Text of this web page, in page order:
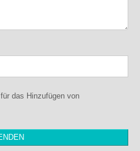
für das Hinzufügen von